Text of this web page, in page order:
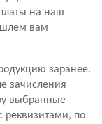
на наш
вам
заранее.
зачисления
выбранные
реквизитами, по